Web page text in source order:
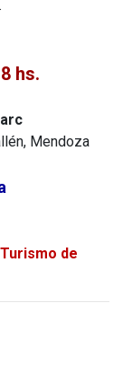
hs.
Mendoza
de